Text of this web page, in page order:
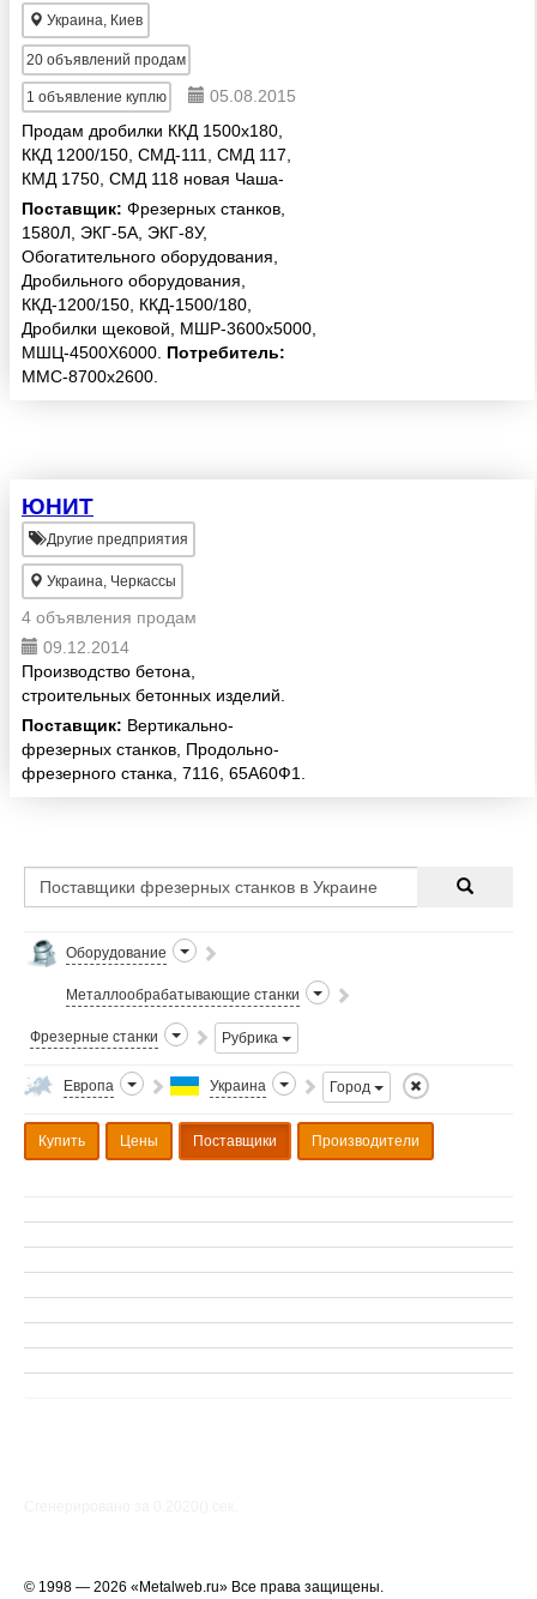
Украина, Киев
20 объявлений продам
1 объявление куплю
05.08.2015
Продам дробилки ККД 1500x180,
ККД 1200/150, СМД-111, СМД 117,
КМД 1750, СМД 118 новая Чаша-
Кольцо на ККД 1500/180 нижняя и
верхняя новая Эксцентрик
дробилки ККД 1500x180 - новый
Конус дроб...
Поставщик: Фрезерных станков,
1580Л, ЭКГ-5А, ЭКГ-8У,
Обогатительного оборудования,
Дробильного оборудования,
ККД-1200/150, ККД-1500/180,
Дробилки щековой, МШР-3600х5000,
МШЦ-4500Х6000. Потребитель:
ММС-8700х2600.
ЮНИТ
Другие предприятия
Украина, Черкассы
4 объявления продам
09.12.2014
Производство бетона,
строительных бетонных изделий.
Поставщик: Вертикально-
фрезерных станков, Продольно-
фрезерного станка, 7116, 65А60Ф1.
Оборудование
Металлообрабатывающие станки
Фрезерные станки Рубрика
Европа Украина Город
Купить Цены Поставщики Производители
© 1998 — 2026 «Metalweb.ru» Все права защищены.